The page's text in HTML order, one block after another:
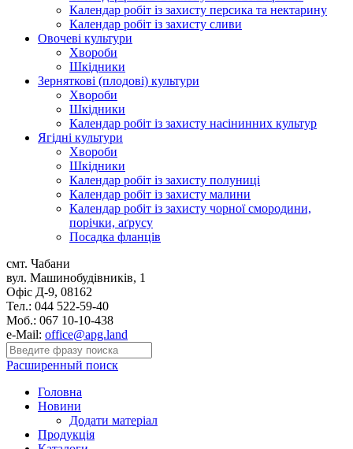
Календар робіт із захисту персика та нектарину
Календар робіт із захисту сливи
Овочеві культури
Хвороби
Шкідники
Зерняткові (плодові) культури
Хвороби
Шкідники
Календар робіт із захисту насінинних культур
Ягідні культури
Хвороби
Шкідники
Календар робіт із захисту полуниці
Календар робіт із захисту малини
Календар робіт із захисту чорної смородини,
порічки, аґрусу
Посадка фланців
смт. Чабани
вул. Машинобудівників, 1
Офіс Д-9, 08162
Тел.: 044 522-59-40
Моб.: 067 10-10-438
e-Mail: office@apg.land
Расширенный поиск
Головна
Новини
Додати матеріал
Продукція